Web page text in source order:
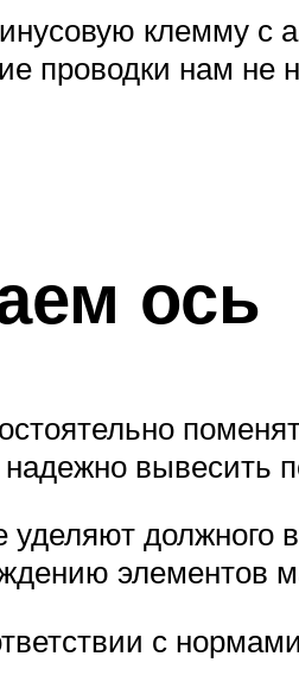
клемму с
проводки нам не
ось
вывесить
должного
элементов
с